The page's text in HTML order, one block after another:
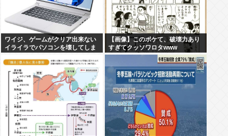
ワイジ、ゲームがクリア出来ない
イライラでパソコンを壊してしま
【画像】このボケて、破壊力あり
すぎてクッソワロタwww